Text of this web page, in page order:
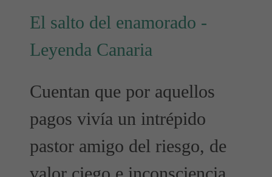
El salto del enamorado -
Leyenda Canaria
Cuentan que por aquellos
pagos vivía un intrépido
pastor amigo del riesgo, de